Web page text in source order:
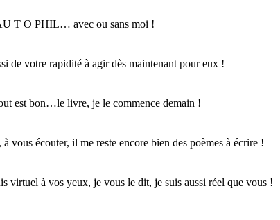
T O PHIL… avec ou sans moi !
de votre rapidité à agir dès maintenant pour eux !
est bon…le livre, je le commence demain !
vous écouter, il me reste encore bien des poèmes à écrire !
virtuel à vos yeux, je vous le dit, je suis aussi réel que vous !